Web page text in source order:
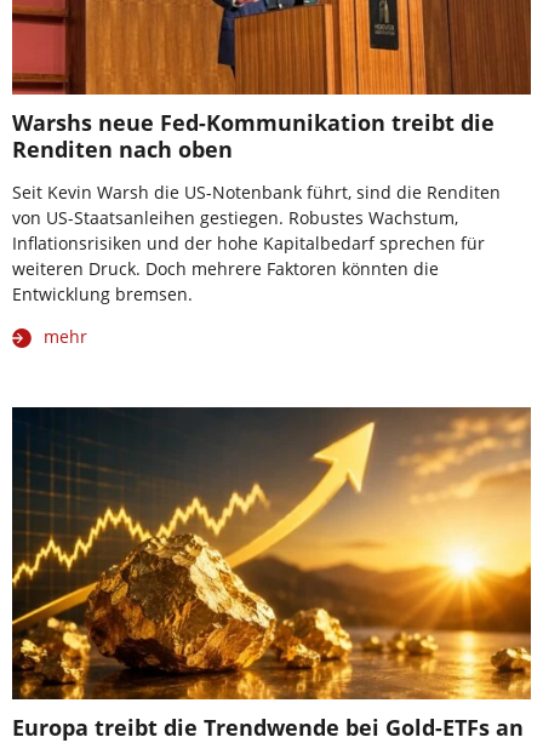
Warshs neue Fed-Kommunikation treibt die
Renditen nach oben
Seit Kevin Warsh die US-Notenbank führt, sind die Renditen
von US-Staatsanleihen gestiegen. Robustes Wachstum,
Inflationsrisiken und der hohe Kapitalbedarf sprechen für
weiteren Druck. Doch mehrere Faktoren könnten die
Entwicklung bremsen.
mehr
Europa treibt die Trendwende bei Gold-ETFs an